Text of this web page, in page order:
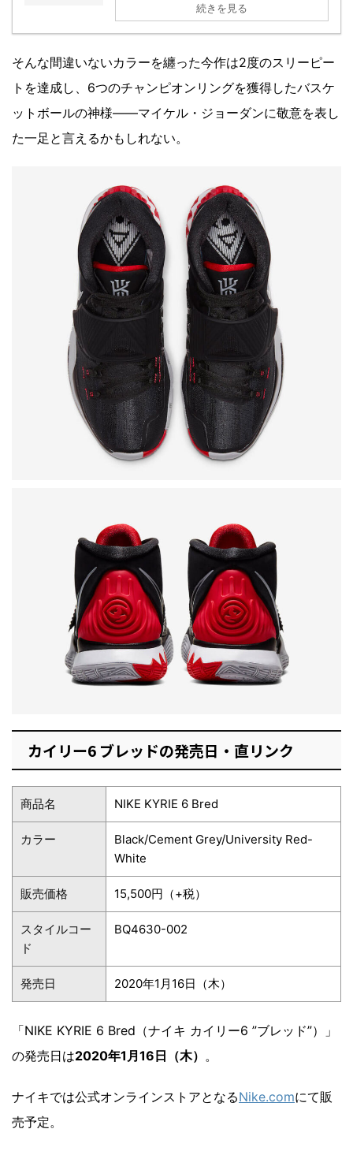
続きを見る
そんな間違いないカラーを纏った今作は2度のスリーピー
トを達成し、6つのチャンピオンリングを獲得したバスケ
ットボールの神様――マイケル・ジョーダンに敬意を表し
た一足と言えるかもしれない。
カイリー6 ブレッドの発売日・直リンク
商品名 NIKE KYRIE 6 Bred
カラー
Black/Cement Grey/University Red-
White
販売価格 15,500円（+税）
スタイルコー
ド
BQ4630-002
発売日 2020年1月16日（木）
「NIKE KYRIE 6 Bred（ナイキ カイリー6 ”ブレッド”）」
の発売日は2020年1月16日（木） 。
ナイキでは公式オンラインストアとなるNike.comにて販
売予定。